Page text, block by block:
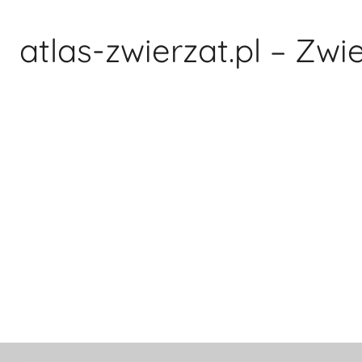
treściatlas-zwierzat.pl –